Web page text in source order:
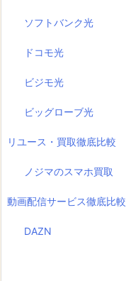
ソフトバンク光
ドコモ光
ビジモ光
ビッグローブ光
リユース・買取徹底比較
ノジマのスマホ買取
動画配信サービス徹底比較
DAZN